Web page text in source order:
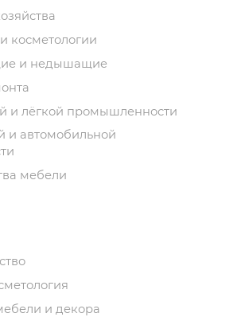
косметологии
и недышащие
и лёгкой промышленности
и автомобильной
мебели
и декора